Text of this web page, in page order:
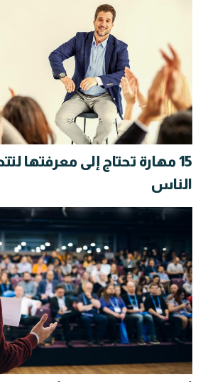
15 مهارة تحتاج إلى معرفتها
الناس